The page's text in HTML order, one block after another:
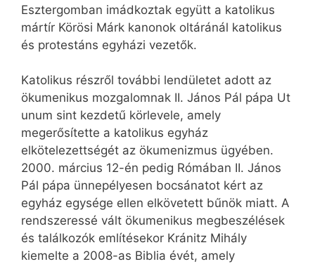
Esztergomban imádkoztak együtt a katolikus
mártír Körösi Márk kanonok oltáránál katolikus
és protestáns egyházi vezetők.
Katolikus részről további lendületet adott az
ökumenikus mozgalomnak II. János Pál pápa Ut
unum sint kezdetű körlevele, amely
megerősítette a katolikus egyház
elkötelezettségét az ökumenizmus ügyében.
2000. március 12-én pedig Rómában II. János
Pál pápa ünnepélyesen bocsánatot kért az
egyház egysége ellen elkövetett bűnök miatt. A
rendszeressé vált ökumenikus megbeszélések
és találkozók említésekor Kránitz Mihály
kiemelte a 2008-as Biblia évét, amely